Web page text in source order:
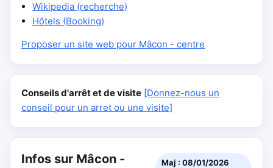
Wikipedia (recherche)
Hôtels (Booking)
Proposer un site web pour Mâcon - centre
Conseils d'arrêt et de visite [Donnez-nous un
conseil pour un arret ou une visite]
Infos sur Mâcon -
Maj : 08/01/2026